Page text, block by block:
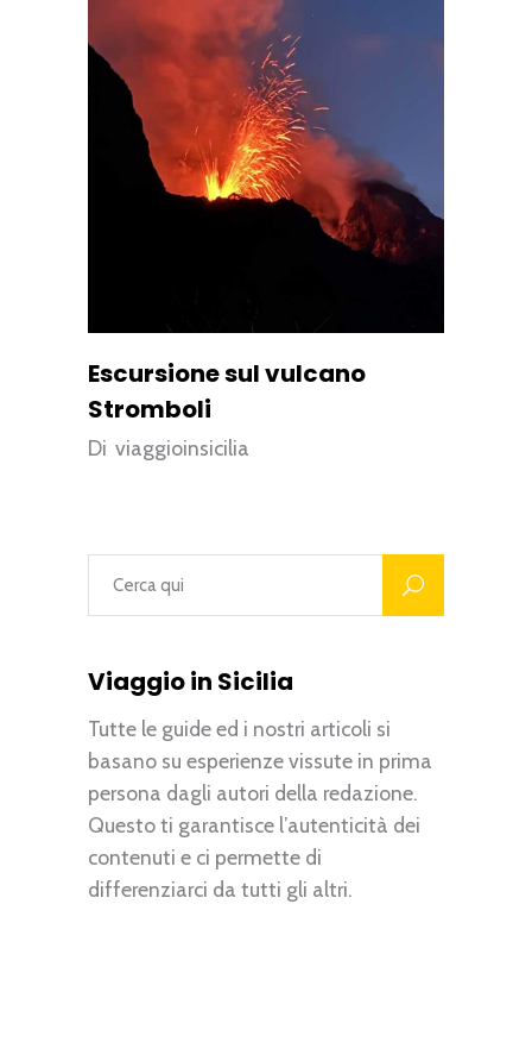
Escursione sul vulcano
Stromboli
Di viaggioinsicilia
Viaggio in Sicilia
Tutte le guide ed i nostri articoli si
basano su esperienze vissute in prima
persona dagli autori della redazione.
Questo ti garantisce l’autenticità dei
contenuti e ci permette di
differenziarci da tutti gli altri.